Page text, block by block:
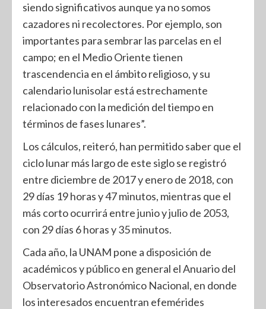
siendo significativos aunque ya no somos
cazadores ni recolectores. Por ejemplo, son
importantes para sembrar las parcelas en el
campo; en el Medio Oriente tienen
trascendencia en el ámbito religioso, y su
calendario lunisolar está estrechamente
relacionado con la medición del tiempo en
términos de fases lunares”.
Los cálculos, reiteró, han permitido saber que el
ciclo lunar más largo de este siglo se registró
entre diciembre de 2017 y enero de 2018, con
29 días 19 horas y 47 minutos, mientras que el
más corto ocurrirá entre junio y julio de 2053,
con 29 días 6 horas y 35 minutos.
Cada año, la UNAM pone a disposición de
académicos y público en general el Anuario del
Observatorio Astronómico Nacional, en donde
los interesados encuentran efemérides